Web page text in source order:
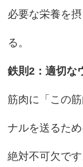
必要な栄養を
る。
鉄則2：適切な
筋肉に「この
ナルを送るた
絶対不可欠です